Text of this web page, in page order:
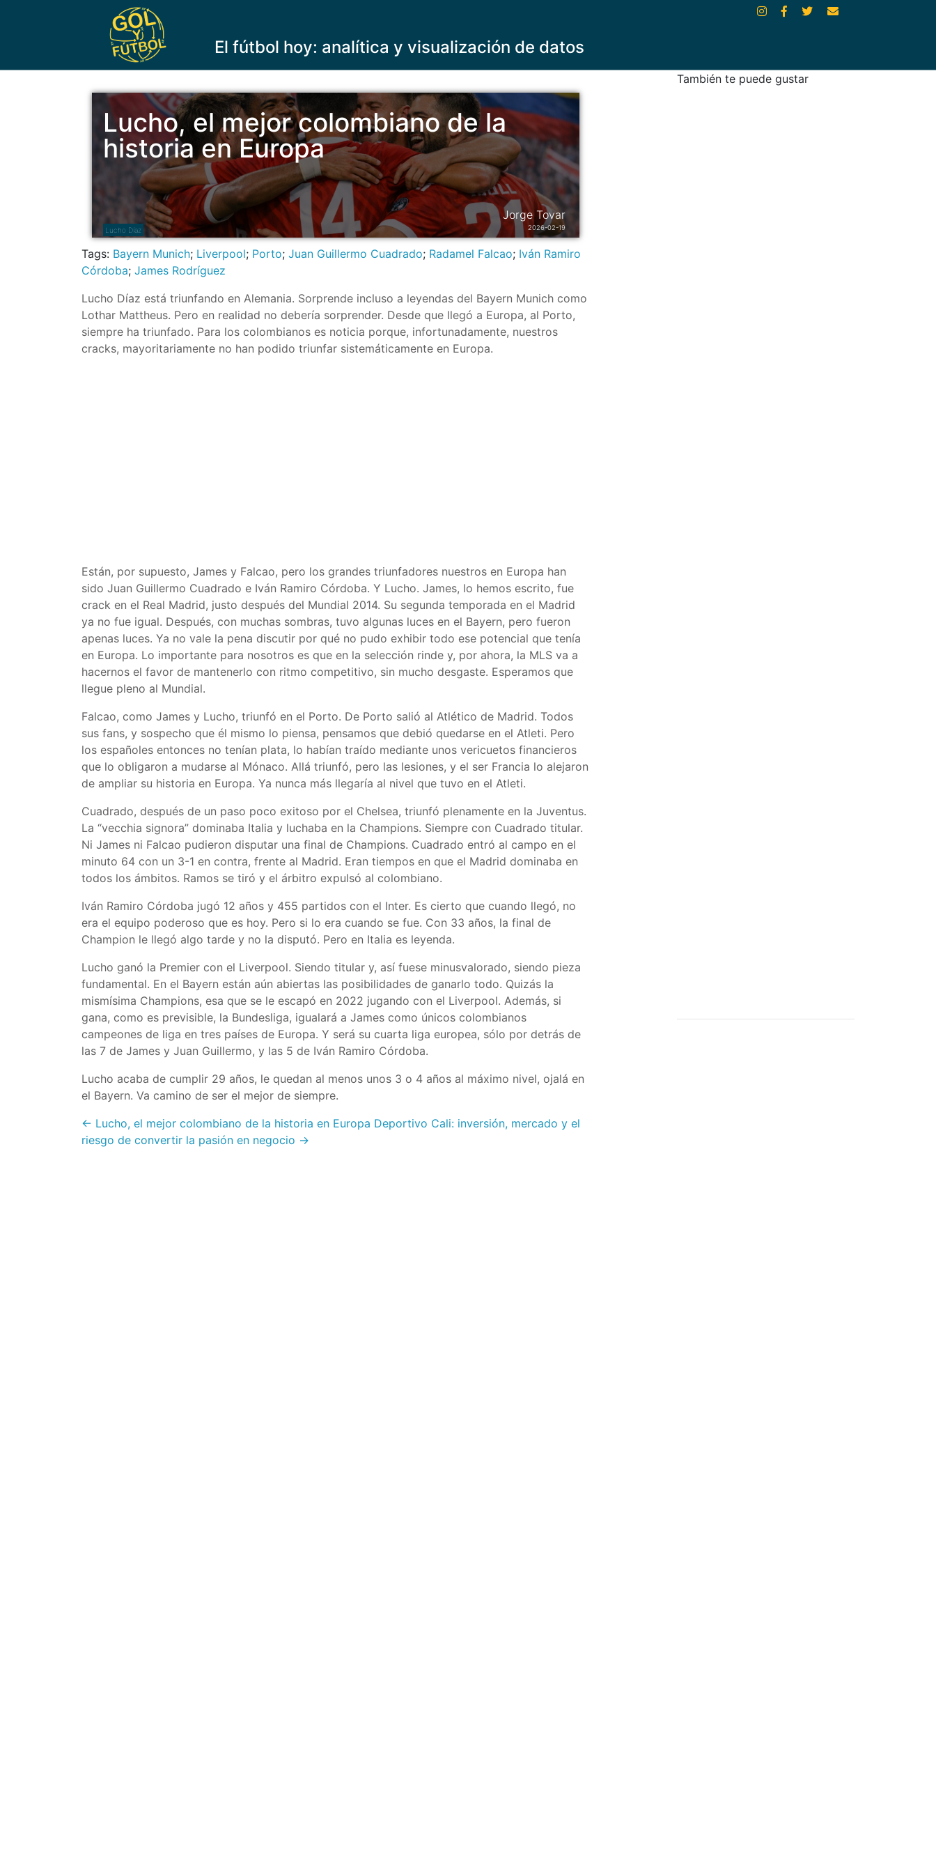
El fútbol hoy: analítica y visualización de datos
Lucho Díaz
Lucho, el mejor colombiano de la
historia en Europa
Jorge Tovar
2026-02-19
Tags: Bayern Munich; Liverpool; Porto; Juan Guillermo Cuadrado; Radamel Falcao; Iván Ramiro
Córdoba; James Rodríguez
Lucho Díaz está triunfando en Alemania. Sorprende incluso a leyendas del Bayern Munich como
Lothar Mattheus. Pero en realidad no debería sorprender. Desde que llegó a Europa, al Porto,
siempre ha triunfado. Para los colombianos es noticia porque, infortunadamente, nuestros
cracks, mayoritariamente no han podido triunfar sistemáticamente en Europa.
Están, por supuesto, James y Falcao, pero los grandes triunfadores nuestros en Europa han
sido Juan Guillermo Cuadrado e Iván Ramiro Córdoba. Y Lucho. James, lo hemos escrito, fue
crack en el Real Madrid, justo después del Mundial 2014. Su segunda temporada en el Madrid
ya no fue igual. Después, con muchas sombras, tuvo algunas luces en el Bayern, pero fueron
apenas luces. Ya no vale la pena discutir por qué no pudo exhibir todo ese potencial que tenía
en Europa. Lo importante para nosotros es que en la selección rinde y, por ahora, la MLS va a
hacernos el favor de mantenerlo con ritmo competitivo, sin mucho desgaste. Esperamos que
llegue pleno al Mundial.
Falcao, como James y Lucho, triunfó en el Porto. De Porto salió al Atlético de Madrid. Todos
sus fans, y sospecho que él mismo lo piensa, pensamos que debió quedarse en el Atleti. Pero
los españoles entonces no tenían plata, lo habían traído mediante unos vericuetos financieros
que lo obligaron a mudarse al Mónaco. Allá triunfó, pero las lesiones, y el ser Francia lo alejaron
de ampliar su historia en Europa. Ya nunca más llegaría al nivel que tuvo en el Atleti.
Cuadrado, después de un paso poco exitoso por el Chelsea, triunfó plenamente en la Juventus.
La “vecchia signora” dominaba Italia y luchaba en la Champions. Siempre con Cuadrado titular.
Ni James ni Falcao pudieron disputar una final de Champions. Cuadrado entró al campo en el
minuto 64 con un 3-1 en contra, frente al Madrid. Eran tiempos en que el Madrid dominaba en
todos los ámbitos. Ramos se tiró y el árbitro expulsó al colombiano.
Iván Ramiro Córdoba jugó 12 años y 455 partidos con el Inter. Es cierto que cuando llegó, no
era el equipo poderoso que es hoy. Pero si lo era cuando se fue. Con 33 años, la final de
Champion le llegó algo tarde y no la disputó. Pero en Italia es leyenda.
Lucho ganó la Premier con el Liverpool. Siendo titular y, así fuese minusvalorado, siendo pieza
fundamental. En el Bayern están aún abiertas las posibilidades de ganarlo todo. Quizás la
mismísima Champions, esa que se le escapó en 2022 jugando con el Liverpool. Además, si
gana, como es previsible, la Bundesliga, igualará a James como únicos colombianos
campeones de liga en tres países de Europa. Y será su cuarta liga europea, sólo por detrás de
las 7 de James y Juan Guillermo, y las 5 de Iván Ramiro Córdoba.
Lucho acaba de cumplir 29 años, le quedan al menos unos 3 o 4 años al máximo nivel, ojalá en
el Bayern. Va camino de ser el mejor de siempre.
← Lucho, el mejor colombiano de la historia en Europa Deportivo Cali: inversión, mercado y el
riesgo de convertir la pasión en negocio →
También te puede gustar